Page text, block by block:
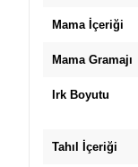
Mama İçeriği
Mama Gramajı
Irk Boyutu
Tahıl İçeriği